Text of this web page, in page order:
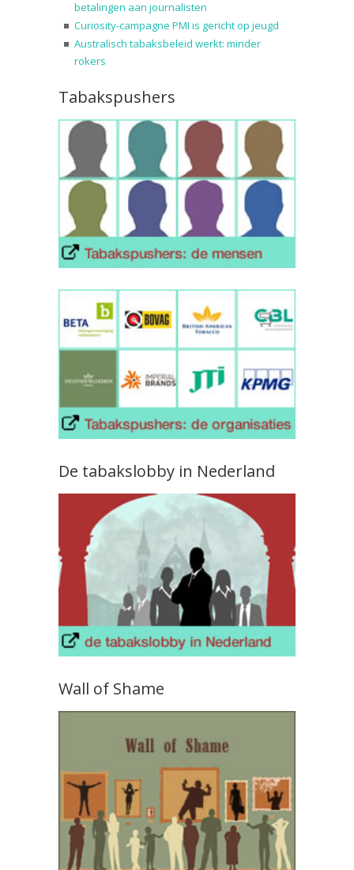
betalingen aan journalisten
Curiosity-campagne PMI is gericht op jeugd
Australisch tabaksbeleid werkt: minder
rokers
Tabakspushers
De tabakslobby in Nederland
Wall of Shame